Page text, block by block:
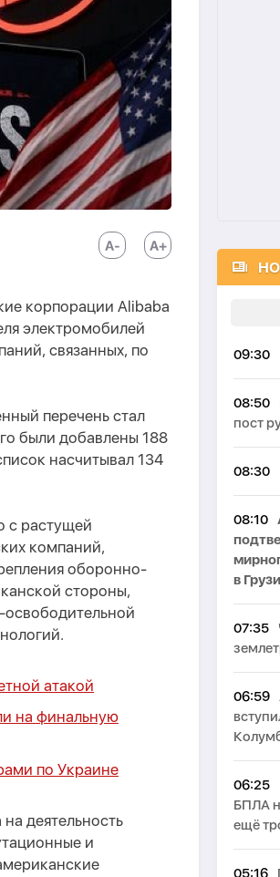
корпорации Alibaba
электромобилей
связанных, по
перечень стал
были добавлены 188
насчитывал 134
с растущей
компаний,
оборонно-
стороны,
атакой
на финальную
по Украине
деятельность
и
09:30
08:50
пост
08:30
08:10
в
07:35
06:59
06:25
БПЛА
ещё
05:16